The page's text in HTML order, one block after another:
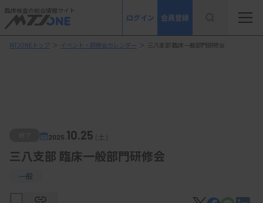
臨床検査の総合情報サイト
ログイン 会員登録
MTJONEトップ ＞ イベント・研修会カレンダー ＞ 三八支部 臨床一般部門研修会
2025. 10.25（土）
三八支部 臨床一般部門研修会
一般